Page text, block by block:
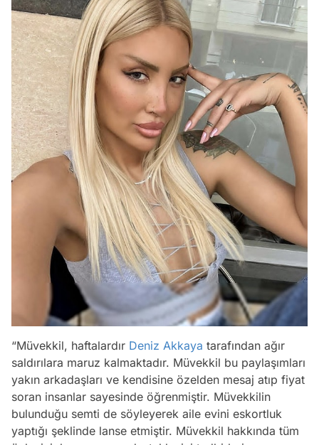
“Müvekkil, haftalardır Deniz Akkaya tarafından ağır
saldırılara maruz kalmaktadır. Müvekkil bu paylaşımları
yakın arkadaşları ve kendisine özelden mesaj atıp fiyat
soran insanlar sayesinde öğrenmiştir. Müvekkilin
bulunduğu semti de söyleyerek aile evini eskortluk
yaptığı şeklinde lanse etmiştir. Müvekkil hakkında tüm